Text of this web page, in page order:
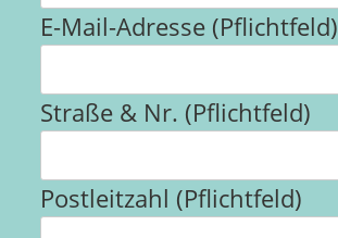
E-Mail-Adresse (Pflichtfeld)
Straße & Nr. (Pflichtfeld)
Postleitzahl (Pflichtfeld)